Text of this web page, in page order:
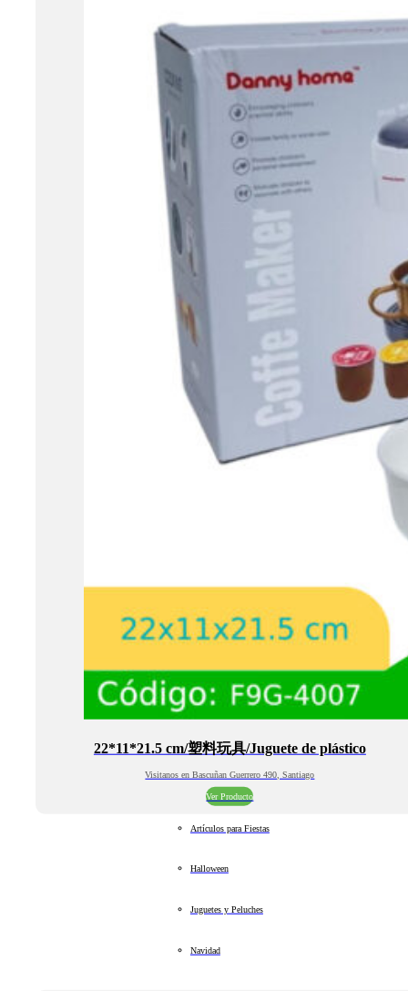
22*11*21.5 cm/塑料玩具/Juguete de plástico
Visitanos en Bascuñan Guerrero 490, Santiago
Ver Producto
Artículos para Fiestas
Halloween
Juguetes y Peluches
Navidad